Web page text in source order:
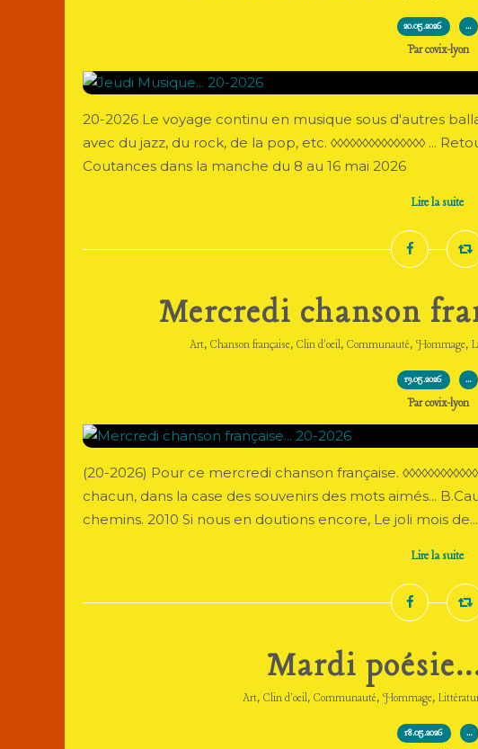
20.05.2026 …
Par covix-lyon
20-2026 Le voyage continu en musique sous d'autres
avec du jazz, du rock, de la pop, etc. ◊◊◊◊◊◊◊◊◊◊◊◊◊◊◊ ...
Coutances dans la manche du 8 au 16 mai 2026
Lire la suite
Mercredi chanson
Art, Chanson française, Clin d'oeil, Communauté, Hommage,
19.05.2026 …
Par covix-lyon
(20-2026) Pour ce mercredi chanson française.
chacun, dans la case des souvenirs des mots aimés...
chemins. 2010 Si nous en doutions encore, Le joli mois de...
Lire la suite
Mardi
Art, Clin d'oeil, Communauté, Hommage,
18.05.2026 …